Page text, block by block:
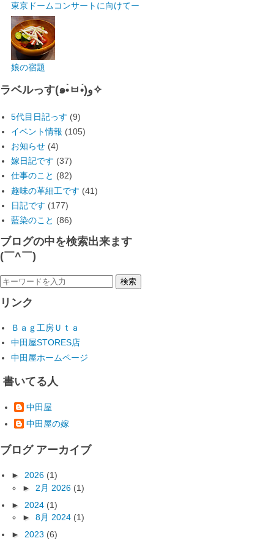
東京ドームコンサートに向けてー
娘の宿題
ラベルっす(๑•̀ㅂ•́)و✧
5代目日記っす (9)
イベント情報 (105)
お知らせ (4)
嫁日記です (37)
仕事のこと (82)
趣味の革細工です (41)
日記です (177)
藍染のこと (86)
ブログの中を検索出来ます
(￣^￣)ゞ
リンク
Ｂａｇ工房Ｕｔａ
中田屋STORES店
中田屋ホームページ
書いてる人
中田屋
中田屋の嫁
ブログ アーカイブ
► 2026 (1)
► 2月 2026 (1)
► 2024 (1)
► 8月 2024 (1)
► 2023 (6)